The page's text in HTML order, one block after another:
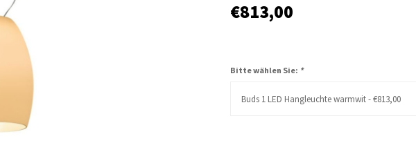
€813,00
Bitte wählen Sie: *
Buds 1 LED Hangleuchte warmwit - €813,00